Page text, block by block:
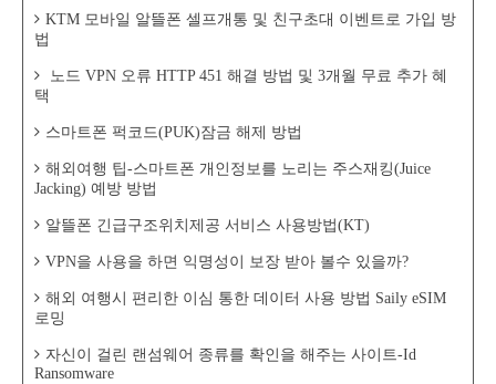
KTM 모바일 알뜰폰 셀프개통 및 친구초대 이벤트로 가입 방
법
노드 VPN 오류 HTTP 451 해결 방법 및 3개월 무료 추가 혜
택
스마트폰 퍽코드(PUK)잠금 해제 방법
해외여행 팁-스마트폰 개인정보를 노리는 주스재킹(Juice
Jacking) 예방 방법
알뜰폰 긴급구조위치제공 서비스 사용방법(KT)
VPN을 사용을 하면 익명성이 보장 받아 볼수 있을까?
해외 여행시 편리한 이심 통한 데이터 사용 방법 Saily eSIM
로밍
자신이 걸린 랜섬웨어 종류를 확인을 해주는 사이트-Id
Ransomware